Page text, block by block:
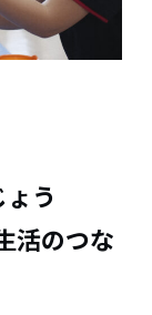
う
活のつな